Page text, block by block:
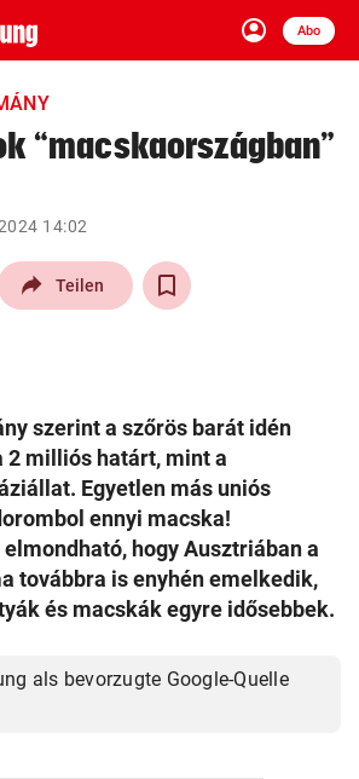
account_circle
Anmelden
Abo
close Schließen
arrow_right
GmbH & Co KG 2026
“macskaországban”
14:02
Teilen
szerint a szőrös barát idén
2 milliós határt, mint a
Egyetlen más uniós
ennyi macska!
hogy Ausztriában a
továbbra is enyhén emelkedik,
és macskák egyre idősebbek.
als bevorzugte Google-Quelle